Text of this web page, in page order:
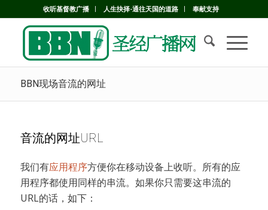
收听基督教广播 人生抉择-通往天国的道路 奉献支持
BBN现场音流的网址
音流的网址URL
我们有应用程序方便你在移动设备上收听。所有的应
用程序都使用同样的串流。如果你只需要这串流的
URL的话，如下：